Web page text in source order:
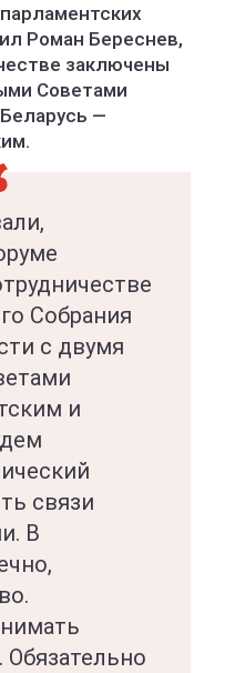
Роман Береснев,
заключены
Советами
—
Собрания
с двумя
и
связи
В